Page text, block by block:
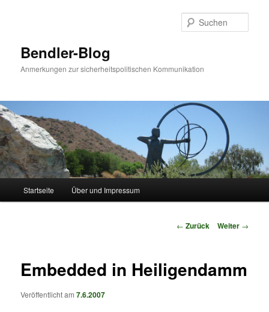
Bendler-Blog
Anmerkungen zur sicherheitspolitischen Kommunikation
Startseite Über und Impressum
Beitrags-
← Zurück Weiter →
Embedded in Heiligendamm
Veröffentlicht am7.6.2007